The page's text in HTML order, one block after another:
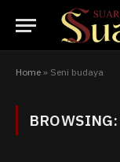
Home » Seni budaya
BROWSING: